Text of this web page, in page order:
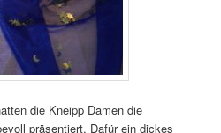
die Kneipp Damen die
präsentiert. Dafür ein dickes